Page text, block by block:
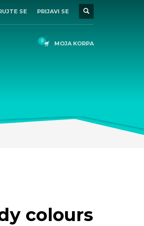
SE PRIJAVI SE
MOJA KORPA
colours